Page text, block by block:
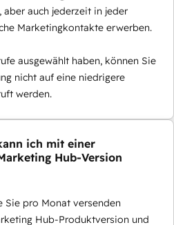
aber auch jederzeit in jeder
Marketingkontakte erwerben.
ausgewählt haben, können Sie
nicht auf eine niedrigere
werden.
ich mit einer
Hub-Version
Sie pro Monat versenden
Hub-Produktversion und